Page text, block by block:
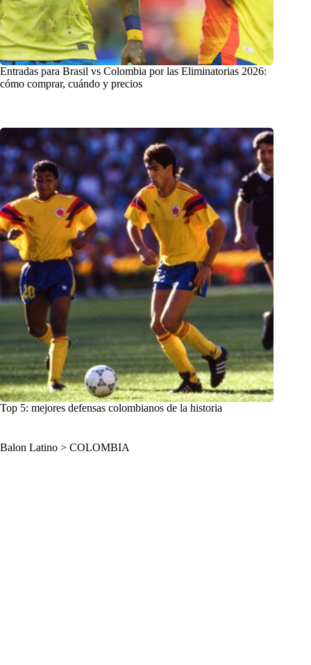
Entradas para Brasil vs Colombia por las Eliminatorias 2026:
cómo comprar, cuándo y precios
Top 5: mejores defensas colombianos de la historia
Balon Latino > COLOMBIA